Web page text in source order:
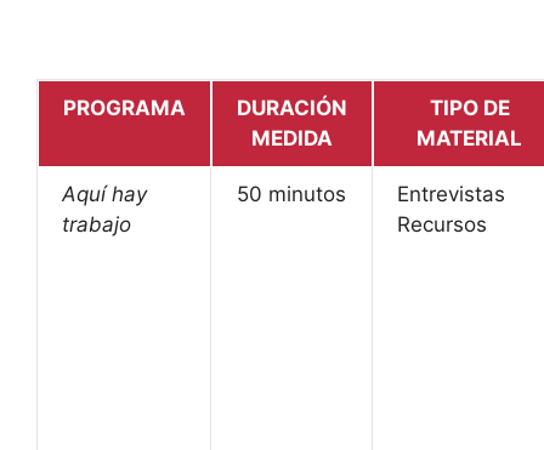
PROGRAMA
DURACIÓN
MEDIDA
TIPO DE
MATERIAL
Aquí hay
trabajo
50 minutos
Entrevistas
Recursos